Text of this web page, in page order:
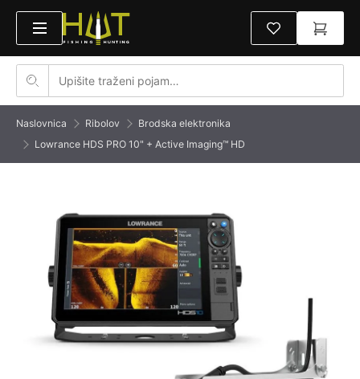
Naslovnica Ribolov
Brodska elektronika
Lowrance HDS PRO 10" + Active Imaging™ HD